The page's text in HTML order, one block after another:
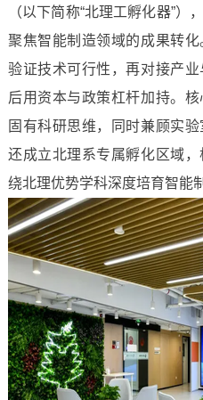
（以下简称“北理工孵化器”
聚焦智能制造领域的成果转
验证技术可行性，再对接产
后用资本与政策杠杆加持。
固有科研思维，同时兼顾实
还成立北理系专属孵化区域
绕北理优势学科深度培育智能